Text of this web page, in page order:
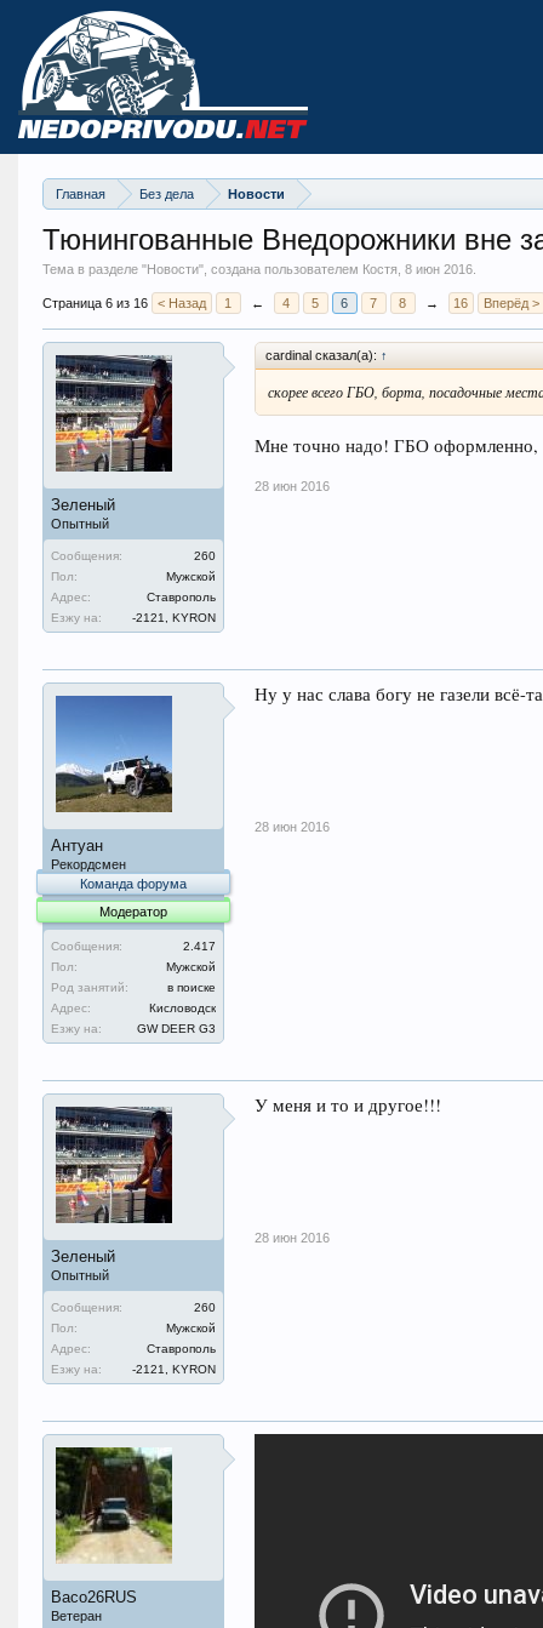
Главная Без дела Новости
Тюнингованные Внедорожники вне
Тема в разделе "Новости", создана пользователем Костя, 8 июн 2016.
Страница 6 из 16 < Назад 1 ← 4 5 6 7 8 → 16 Вперёд >
Зеленый
Опытный
Сообщения:
260
Пол:
Мужской
Адрес:
Ставрополь
Езжу на:
-2121, KYRON
cardinal сказал(а): ↑
скорее всего ГБО, борта, посадочные
Мне точно надо! ГБО оформленно,
28 июн 2016
Антуан
Рекордсмен
Команда форума
Модератор
Сообщения:
2.417
Пол:
Мужской
Род занятий:
в поиске
Адрес:
Кисловодск
Езжу на:
GW DEER G3
Ну у нас слава богу не газели
28 июн 2016
Зеленый
Опытный
Сообщения:
260
Пол:
Мужской
Адрес:
Ставрополь
Езжу на:
-2121, KYRON
У меня и то и другое!!!
28 июн 2016
Васо26RUS
Ветеран